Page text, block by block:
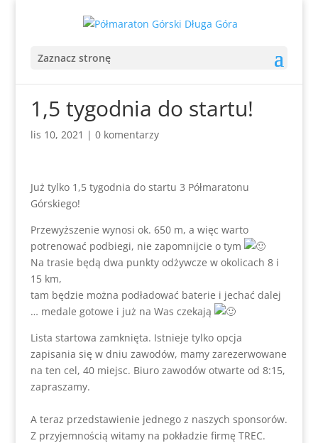
Zaznacz stronę
1,5 tygodnia do startu!
lis 10, 2021 | 0 komentarzy
Już tylko 1,5 tygodnia do startu 3 Półmaratonu
Górskiego!
Przewyższenie wynosi ok. 650 m, a więc warto
potrenować podbiegi, nie zapomnijcie o tym
Na trasie będą dwa punkty odżywcze w okolicach 8 i
15 km,
tam będzie można podładować baterie i jechać dalej
… medale gotowe i już na Was czekają
Lista startowa zamknięta. Istnieje tylko opcja
zapisania się w dniu zawodów, mamy zarezerwowane
na ten cel, 40 miejsc. Biuro zawodów otwarte od 8:15,
zapraszamy.
A teraz przedstawienie jednego z naszych sponsorów.
Z przyjemnością witamy na pokładzie firmę TREC.